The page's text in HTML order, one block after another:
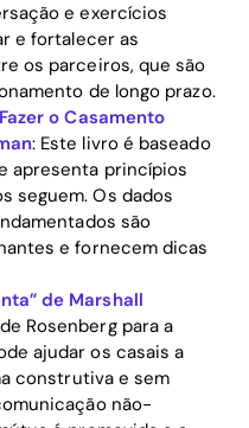
e exercícios
e fortalecer as
os parceiros, que são
de longo prazo.
o Casamento
: Este livro é baseado
apresenta princípios
seguem. Os dados
são
e fornecem dicas
de Marshall
Rosenberg para a
ajudar os casais a
construtiva e sem
não-